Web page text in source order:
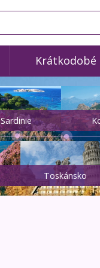
Krátkodobé
Sardinie
Toskánsko